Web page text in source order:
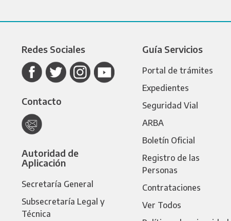
Redes Sociales
Contacto
Autoridad de
Aplicación
Secretaría General
Subsecretaría Legal y
Técnica
Guía Servicios
Portal de trámites
Expedientes
Seguridad Vial
ARBA
Boletín Oficial
Registro de las
Personas
Contrataciones
Ver Todos